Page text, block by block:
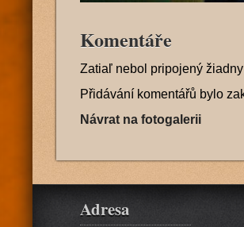
Komentáře
Zatiaľ nebol pripojený
Přidávání komentářů bylo
Návrat na fotogalerii
Adresa